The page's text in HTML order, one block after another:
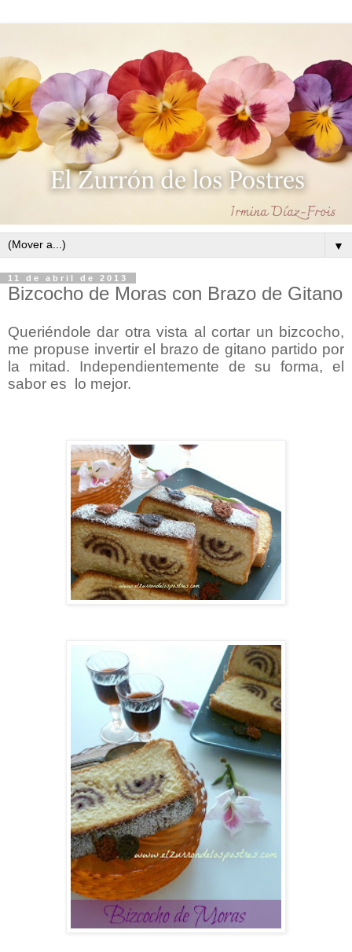
▼
11 de abril de 2013
Bizcocho de Moras con Brazo de Gitano
Queriéndole dar otra vista al cortar un bizcocho,
me propuse invertir el brazo de gitano partido por
la mitad. Independientemente de su forma, el
sabor es lo mejor.